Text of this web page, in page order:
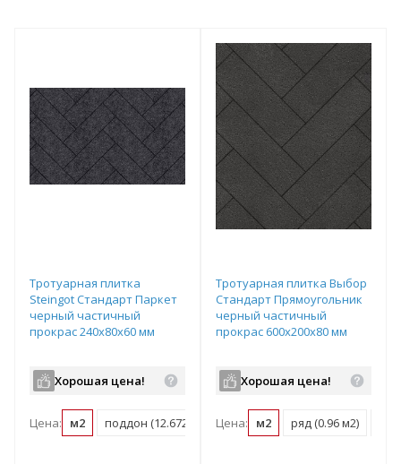
Тротуарная плитка
Steingot Стандарт Паркет
черный частичный
прокрас 240х80х60 мм
Хорошая цена!
Цена: м2 поддон (12.672 м2)
Тротуарная плитка Выбор
Стандарт Прямоугольник
черный частичный
прокрас 600х200х80 мм
Хорошая цена!
Цена: м2 ряд (0.96 м2)